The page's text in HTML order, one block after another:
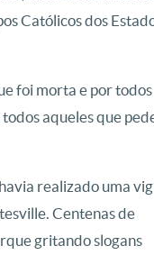
Católicos dos
foi morta e por todos
aqueles que
realizado uma
Centenas de
gritando slogans